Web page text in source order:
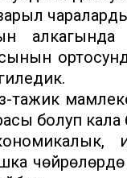
чараларды
болуп
өз